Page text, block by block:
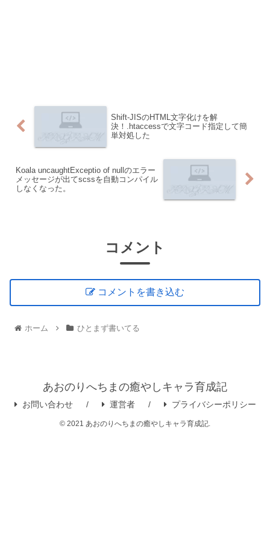
Shift-JISのHTML文字化けを解
決！.htaccessで文字コード指定して簡
単対処した
Koala uncaughtExceptio of nullのエラー
メッセージが出てscssを自動コンパイル
しなくなった。
コメント
コメントを書き込む
ホーム ひとまず書いてる
あおのりへちまの癒やしキャラ育成記
お問い合わせ 運営者 プライバシーポリシー
© 2021 あおのりへちまの癒やしキャラ育成記.